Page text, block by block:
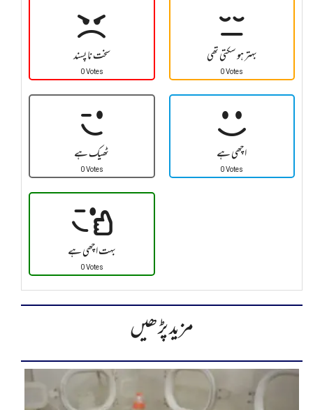
سخت نا پسند
0 Votes
بہتر ہو سکتی تھی
0 Votes
ٹھیک ہے
0 Votes
اچھی ہے
0 Votes
بہت اچھی ہے
0 Votes
مزید پڑھیں